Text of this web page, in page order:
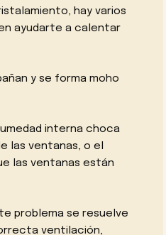
hay varios
ayudarte a calentar
y se forma moho
interna choca
las ventanas, o el
las ventanas están
problema se resuelve
ventilación,